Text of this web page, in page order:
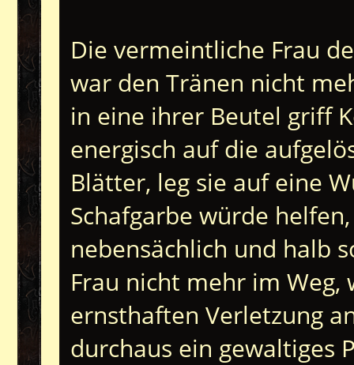
Die vermeintliche Frau
war den Tränen nicht
in eine ihrer Beutel griff
energisch auf die
Blätter, leg sie auf eine
Schafgarbe würde
nebensächlich und halb
Frau nicht mehr im
ernsthaften Verletzung
durchaus ein gewaltiges